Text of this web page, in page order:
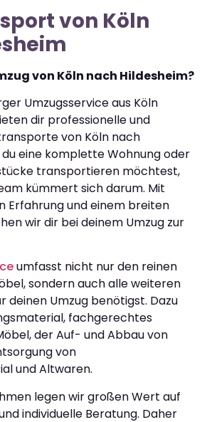
von Köln
von Köln nach Hildesheim?
Umzugsservice aus Köln
dir professionelle und
von Köln nach
du eine komplette Wohnung oder
transportieren möchtest,
kümmert sich darum. Mit
Erfahrung und einem breiten
wir dir bei deinem Umzug zur
umfasst nicht nur den reinen
sondern auch alle weiteren
deinen Umzug benötigst. Dazu
fachgerechtes
der Auf- und Abbau von
von
und Altwaren.
legen wir großen Wert auf
individuelle Beratung. Daher